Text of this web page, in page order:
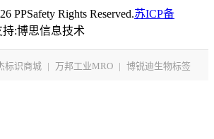
PPSafety Rights Reserved.苏ICP备
持:博思信息技术
标识商城 | 万邦工业MRO | 博锐迪生物标签